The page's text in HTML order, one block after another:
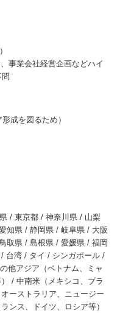
事業会社経営企画などハイ
成を図るため）
/ 東京都 / 神奈川県 / 山梨
知県 / 静岡県 / 岐阜県 / 大阪
取県 / 島根県 / 愛媛県 / 福岡
台湾 / タイ / シンガポール /
他アジア（ベトナム、ミャ
/ 中南米（メキシコ、ブラ
ーストラリア、ニュージー
ンス、ドイツ、ロシア等）